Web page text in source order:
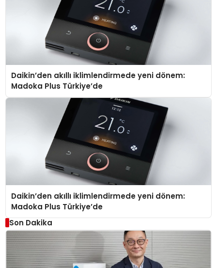
Daikin’den akıllı iklimlendirmede yeni dönem:
Madoka Plus Türkiye’de
Daikin’den akıllı iklimlendirmede yeni dönem:
Madoka Plus Türkiye’de
Son Dakika